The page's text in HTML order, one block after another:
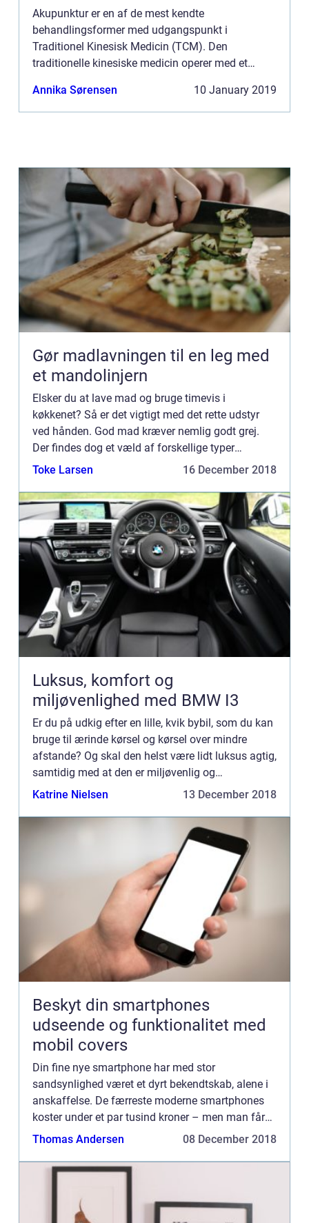
Akupunktur er en af de mest kendte
behandlingsformer med udgangspunkt i
Traditionel Kinesisk Medicin (TCM). Den
traditionelle kinesiske medicin operer med et
menneskelige krop som en helhed, som også
h&ae...
Annika Sørensen 10 January 2019
Gør madlavningen til en leg med
et mandolinjern
Elsker du at lave mad og bruge timevis i
køkkenet? Så er det vigtigt med det rette udstyr
ved hånden. God mad kræver nemlig godt grej.
Der findes dog et væld af forskellige typer
køkkenredskaber og udstyr at v&ae...
Toke Larsen 16 December 2018
Luksus, komfort og
miljøvenlighed med BMW I3
Er du på udkig efter en lille, kvik bybil, som du kan
bruge til ærinde kørsel og kørsel over mindre
afstande? Og skal den helst være lidt luksus agtig,
samtidig med at den er miljøvenlig og
energibesparende? S&a...
Katrine Nielsen 13 December 2018
Beskyt din smartphones
udseende og funktionalitet med
mobil covers
Din fine nye smartphone har med stor
sandsynlighed været et dyrt bekendtskab, alene i
anskaffelse. De færreste moderne smartphones
koster under et par tusind kroner – men man får
selvfølgelig også en del mere for ...
Thomas Andersen 08 December 2018